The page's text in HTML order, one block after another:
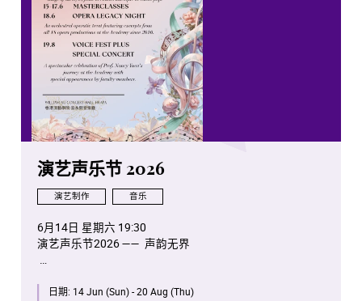
演艺声乐节 2026
演艺制作 音乐
6月14日 星期六 19:30
演艺声乐节2026 —— 声韵无界
演艺声乐节 2026 —— 阮妙芬声乐大师班
日期: 14 Jun (Sun) - 20 Aug (Thu)